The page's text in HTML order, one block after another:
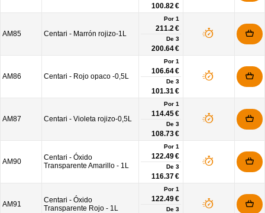
100.82 €
AM85 Centari - Marrón rojizo-1L
Por 1
211.2 €
De 3
200.64 €
AM86 Centari - Rojo opaco -0,5L
Por 1
106.64 €
De 3
101.31 €
AM87 Centari - Violeta rojizo-0,5L
Por 1
114.45 €
De 3
108.73 €
AM90
Centari - Óxido
Transparente Amarillo - 1L
Por 1
122.49 €
De 3
116.37 €
AM91
Centari - Óxido
Transparente Rojo - 1L
Por 1
122.49 €
De 3